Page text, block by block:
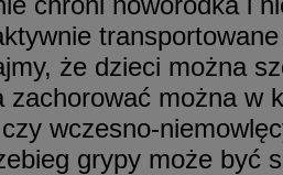
że dzieci można
zachorować można w
wczesno-
grypy może być